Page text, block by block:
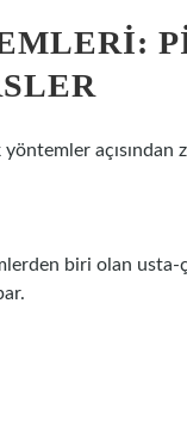
açısından
biri olan usta-